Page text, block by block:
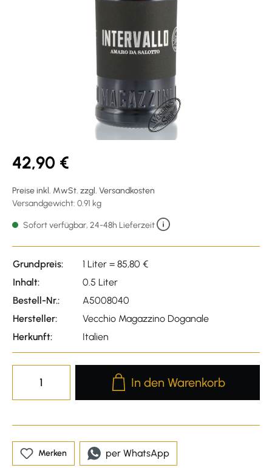
42,90 €
Preise inkl. MwSt. zzgl. Versandkosten
Versandgewicht: 0.91 kg
Sofort verfügbar, 24-48h Lieferzeit
Grundpreis:
1 Liter = 85,80 €
Inhalt:
0.5 Liter
Bestell-Nr.:
A5008040
Hersteller:
Vecchio Magazzino Doganale
Herkunft:
Italien
Produkt Anzahl: Gib den
In den Warenkorb
Merken per WhatsApp